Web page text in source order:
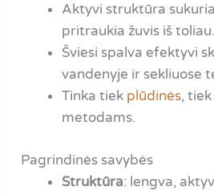
Aktyvi struktūra
pritraukia žuvis iš toliau.
Šviesi spalva efektyvi
vandenyje ir sekliuose
Tinka tiek plūdinės,
metodams.
Pagrindinės savybės
Struktūra: lengva,